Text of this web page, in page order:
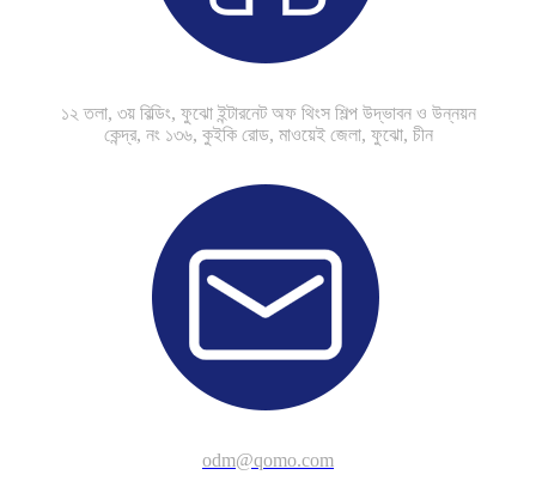
১২ তলা, ৩য় বিল্ডিং, ফুঝো ইন্টারনেট অফ থিংস শিল্প উদ্ভাবন ও উন্নয়ন
কেন্দ্র, নং ১৩৬, কুইকি রোড, মাওয়েই জেলা, ফুঝো, চীন
odm@qomo.com